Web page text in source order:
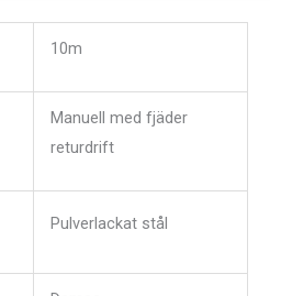
10m
Manuell med fjäder
returdrift
Pulverlackat stål